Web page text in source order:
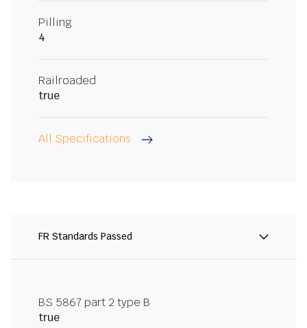
Pilling
4
Railroaded
true
All Specifications
FR Standards Passed
BS 5867 part 2 type B
true